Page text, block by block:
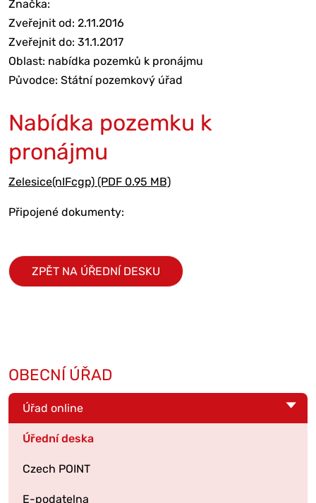
Značka:
Zveřejnit od: 2.11.2016
Zveřejnit do: 31.1.2017
Oblast: nabídka pozemků k pronájmu
Původce: Státní pozemkový úřad
Nabídka pozemku k
pronájmu
Zelesice(nIFcgp) (PDF 0.95 MB)
Připojené dokumenty:
ZPĚT NA ÚŘEDNÍ DESKU
OBECNÍ ÚŘAD
Úřad online
Úřední deska
Czech POINT
E-podatelna